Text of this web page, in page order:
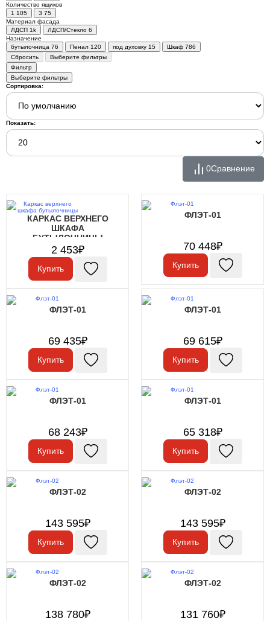
Количество ящиков
1 105 3 75
Материал фасада
ЛДСП 1k ЛДСП/Стекло 6
Назначение
бутылочница 76 Пенал 120 под духовку 15 Шкаф 786
Сбросить
Выберите фильтры
Фильтр
Выберите фильтры
Сортировка:
Показать:
0Сравнение
КАРКАС ВЕРХНЕГО
ШКАФА
БУТЫЛОЧНИЦЫ
2 453₽
Купить
ФЛЭТ-01
70 448₽
Купить
ФЛЭТ-01
69 435₽
Купить
ФЛЭТ-01
69 615₽
Купить
ФЛЭТ-01
68 243₽
Купить
ФЛЭТ-01
65 318₽
Купить
ФЛЭТ-02
143 595₽
Купить
ФЛЭТ-02
143 595₽
Купить
ФЛЭТ-02
138 780₽
ФЛЭТ-02
131 760₽